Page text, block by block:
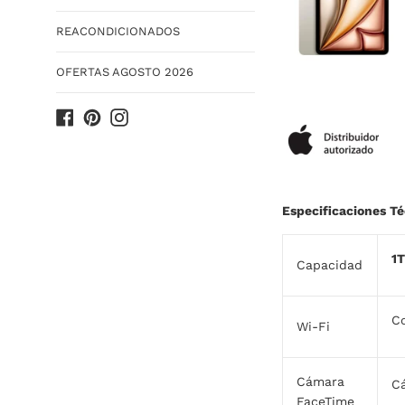
REACONDICIONADOS
OFERTAS AGOSTO 2026
Facebook
PinterestInstagram
Especificaciones
Capacidad
Wi-Fi
Cámara
FaceTime